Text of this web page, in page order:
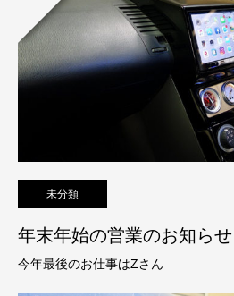
未分類
年末年始の営業のお知らせ
今年最後のお仕事はZさん